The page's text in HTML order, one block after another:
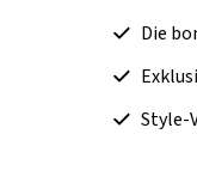
Die
Style-